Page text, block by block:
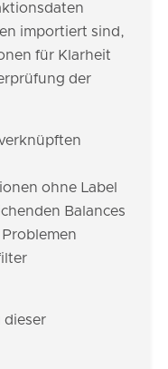
importiert sind,
für Klarheit
der
ohne Label
Balances
dieser